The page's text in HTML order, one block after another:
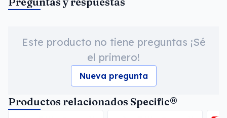
Este producto no tiene preguntas ¡Sé
el primero!
Nueva pregunta
Productos relacionados Specific®